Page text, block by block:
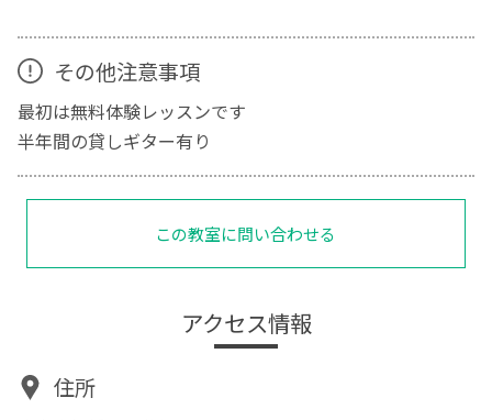
その他注意事項
最初は無料体験レッスンです
半年間の貸しギター有り
この教室に問い合わせる
アクセス情報
住所